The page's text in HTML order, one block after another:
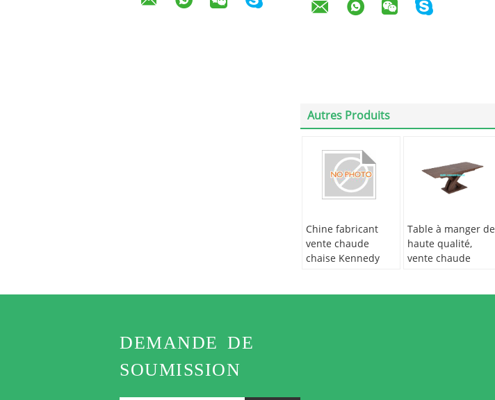
Autres Produits
Chine fabricant
vente chaude
chaise Kennedy
Table à manger de
haute qualité,
vente chaude
DEMANDE DE
SOUMISSION